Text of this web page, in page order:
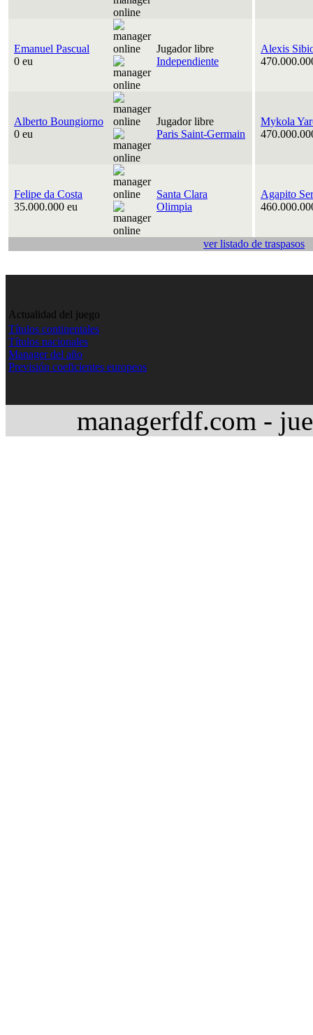
Emanuel Pascual
0 eu
Jugador libre
Independiente
Alexis
Alberto Boungiorno
0 eu
Jugador libre
Paris Saint-Germain
Mykola
Felipe da Costa
35.000.000 eu
Santa Clara
Olimpia
Agapito
ver listado de traspasos
Actualidad del juego
Títulos continentales
Títulos nacionales
Manager del año
Previsión coeficientes europeos
managerfdf.com -